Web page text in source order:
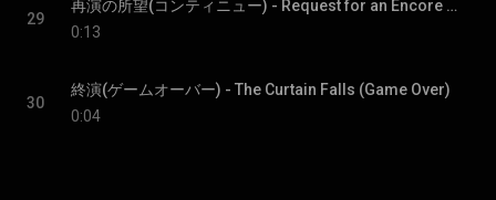
29
再演の所望(コンティニュー) - Request for an Encore (Continue)
0:13
30
終演(ゲームオーバー) - The Curtain Falls (Game Over)
0:04